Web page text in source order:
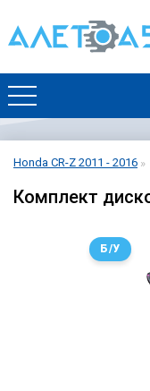
Honda CR-Z 2011 - 2016
Комплект
Б/У